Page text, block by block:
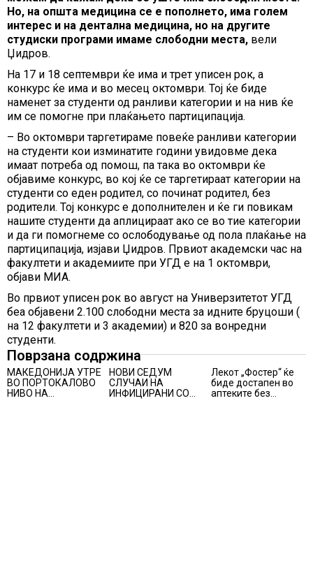
Но, на општа медицина се е пополнето, има голем
интерес и на дентална медицина, но на другите
студиски програми имаме слободни места, вели
Џидров.
На 17 и 18 септември ќе има и трет уписен рок, а
конкурс ќе има и во месец октомври. Тој ќе биде
наменет за студенти од ранливи категории и на нив ќе
им се помогне при плаќањето партиципација.
– Во октомври таргетираме повеќе ранливи категории
на студенти кои изминатите години увидовме дека
имаат потреба од помош, па така во октомври ќе
објавиме конкурс, во кој ќе се таргетираат категории на
студенти со еден родител, со починат родител, без
родители. Тој конкурс е дополнителен и ќе ги повикам
нашите студенти да аплицираат ако се во тие категории
и да ги помогнеме со ослободување од пола плаќање на
партиципација, изјави Џидров. Првиот академски час на
факултети и академиите при УГД е на 1 октомври,
објави МИА.
Во првиот уписен рок во август на Универзитетот УГД
беа објавени 2.100 слободни места за идните бруцоши (
на 12 факултети и 3 академии) и 820 за вонредни
студенти.
Поврзана содржина
МАКЕДОНИЈА УТРЕ
ВО ПОРТОКАЛОВО
НИВО НА
НОВИ СЕДУМ
СЛУЧАИ НА
ИНФИЦИРАНИ СО
Лекот „Фостер“ ќе
биде достапен во
аптеките без